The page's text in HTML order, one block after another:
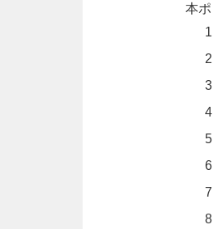
本